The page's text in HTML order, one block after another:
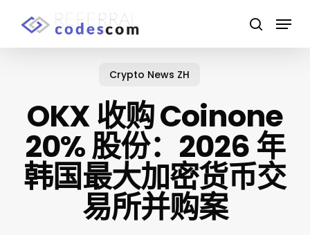
search
Menu
Crypto News ZH
OKX 收购 Coinone
20% 股份：2026 年
韩国最大加密货币交
易所并购案